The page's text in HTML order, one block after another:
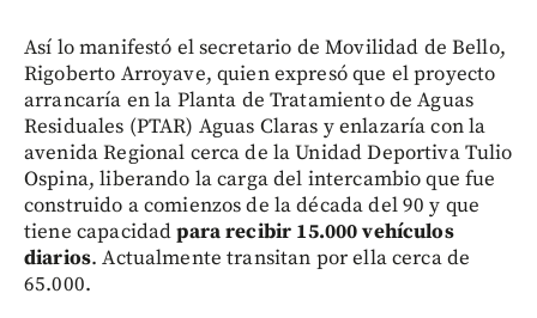
Así lo manifestó el secretario de Movilidad de Bello,
Rigoberto Arroyave, quien expresó que el proyecto
arrancaría en la Planta de Tratamiento de Aguas
Residuales (PTAR) Aguas Claras y enlazaría con la
avenida Regional cerca de la Unidad Deportiva Tulio
Ospina, liberando la carga del intercambio que fue
construido a comienzos de la década del 90 y que
tiene capacidadpara recibir 15.000 vehículos
diarios. Actualmente transitan por ella cerca de
65.000.